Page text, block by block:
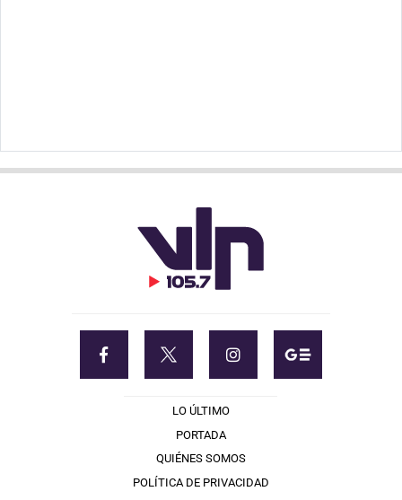
LO ÚLTIMO
PORTADA
QUIÉNES SOMOS
POLÍTICA DE PRIVACIDAD